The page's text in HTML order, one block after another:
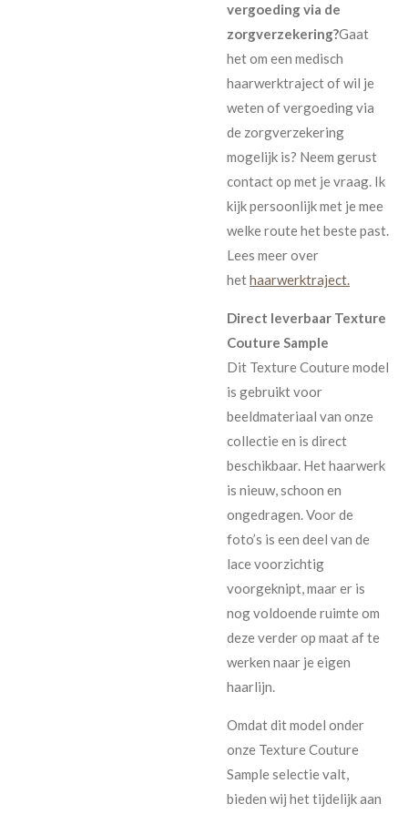
vergoeding via de
zorgverzekering?Gaat
het om een medisch
haarwerktraject of wil je
weten of vergoeding via
de zorgverzekering
mogelijk is? Neem gerust
contact op met je vraag. Ik
kijk persoonlijk met je mee
welke route het beste past.
Lees meer over
hethaarwerktraject.
Direct leverbaar Texture
Couture Sample
Dit Texture Couture model
is gebruikt voor
beeldmateriaal van onze
collectie en is direct
beschikbaar. Het haarwerk
is nieuw, schoon en
ongedragen. Voor de
foto’s is een deel van de
lace voorzichtig
voorgeknipt, maar er is
nog voldoende ruimte om
deze verder op maat af te
werken naar je eigen
haarlijn.
Omdat dit model onder
onze Texture Couture
Sample selectie valt,
bieden wij het tijdelijk aan